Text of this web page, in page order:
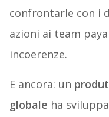
confrontarle con i
azioni ai team
incoerenze.
E ancora: un
globale ha